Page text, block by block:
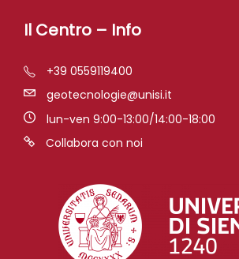
Il Centro – Info
+39 0559119400
geotecnologie@unisi.it
lun-ven 9:00-13:00/14:00-18:00
Collabora con noi